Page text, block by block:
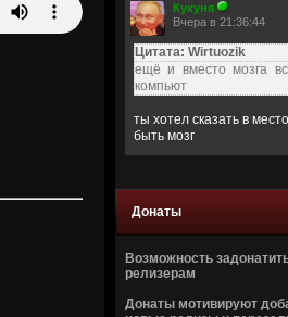
Кукуня
Вчера в 21:36:44
Цитата: Wirtuozik
ещё и вместо мозга
компьют
ты хотел сказать в
быть мозг
Вчера в 20:41:56
Я - робот
Wirtuozik
Вчера в 20:40:37
А если бы мне ещё и
Донаты
Возможность
релизерам
Донаты мотивируют